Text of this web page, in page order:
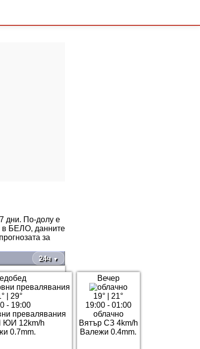
дни. По-долу е
в БЕЛО, данните
за
24ч ▼
29°
- 19:00
превалявания
ЮИ 12km/h
0.7mm.
Вечер
19°
21°
19:00 - 01:00
облачно
Вятър СЗ 4km/h
Валежи 0.4mm.